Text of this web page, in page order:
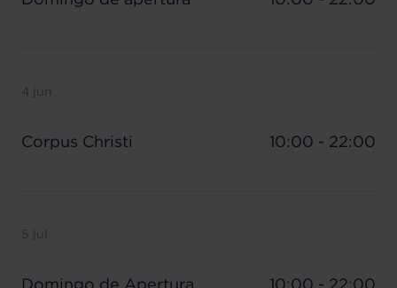
4 jun
Corpus Christi 10:00 - 22:00
5 jul